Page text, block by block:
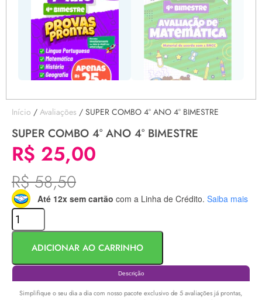
Início / Avaliações / SUPER COMBO 4° ANO 4° BIMESTRE
SUPER COMBO 4° ANO 4° BIMESTRE
R$ 25,00
R$58,50
Até 12x sem cartão com a Linha de Crédito. Saiba mais
ADICIONAR AO CARRINHO
Descrição
Simplifique o seu dia a dia com nosso pacote exclusivo de 5 avaliações já prontas,